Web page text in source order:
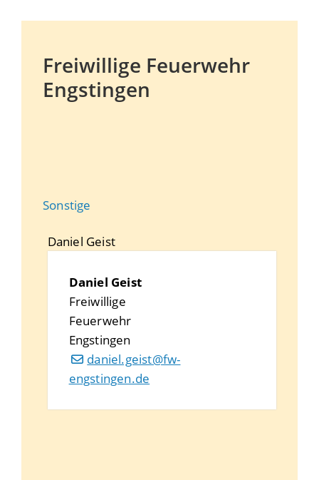
Freiwillige Feuerwehr
Engstingen
Daniel Geist
Daniel Geist
Freiwillige
Feuerwehr
Engstingen
daniel.geist@fw-
engstingen.de
Sonstige